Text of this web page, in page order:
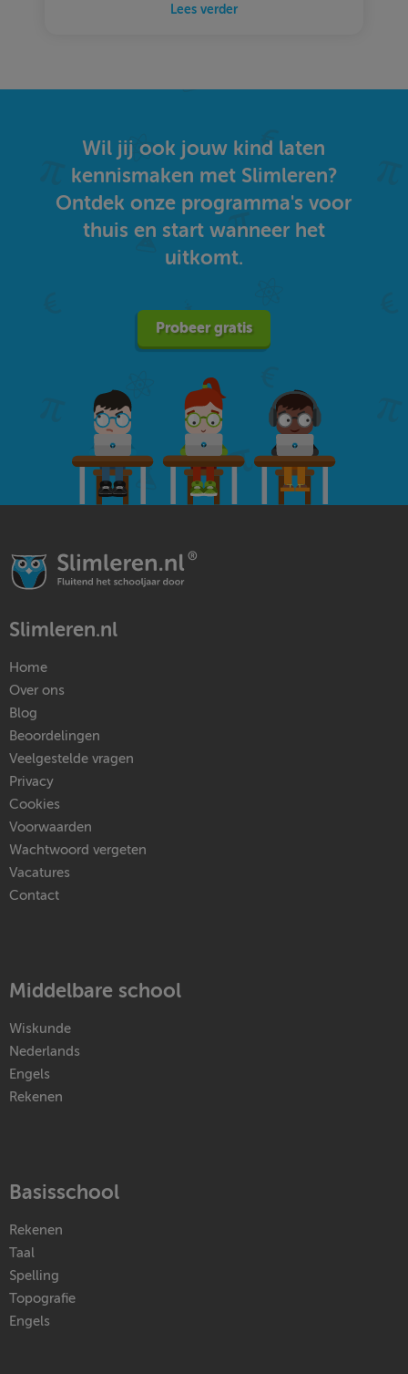
Lees verder
Wil jij ook jouw kind laten
kennismaken met Slimleren?
Ontdek onze programma's voor
thuis en start wanneer het
uitkomt.
Probeer gratis
Slimleren.nl
Home
Over ons
Blog
Beoordelingen
Veelgestelde vragen
Privacy
Cookies
Voorwaarden
Wachtwoord vergeten
Vacatures
Contact
Middelbare school
Wiskunde
Nederlands
Engels
Rekenen
Basisschool
Rekenen
Taal
Spelling
Topografie
Engels